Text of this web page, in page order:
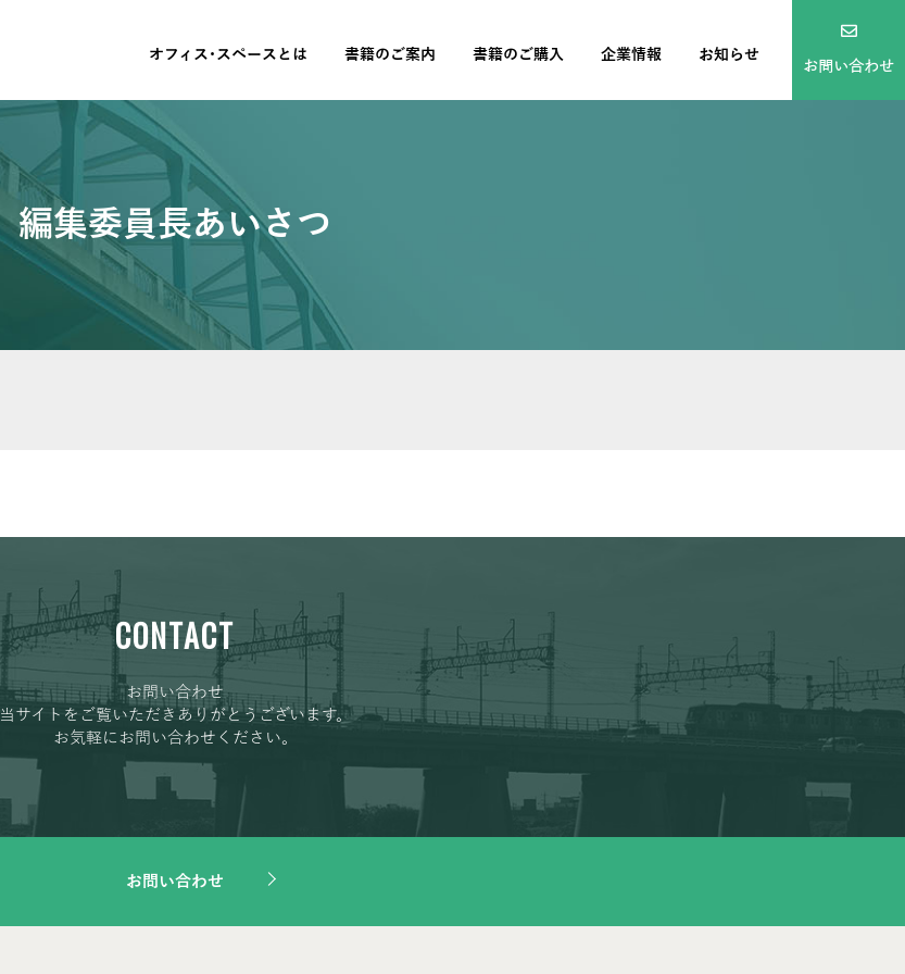
オフィス･スペースとは 書籍のご案内 書籍のご購入 企業情報 お知らせ
お問い合わせ
編集委員長あいさつ
CONTACT
お問い合わせ
当サイトをご覧いただきありがとうございます。
お気軽にお問い合わせください。
お問い合わせ